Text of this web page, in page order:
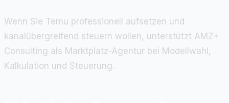
Wenn Sie Temu professionell aufsetzen und
kanalübergreifend steuern wollen, unterstützt AMZ+
Consulting als Marktplatz-Agentur bei Modellwahl,
Kalkulation und Steuerung.